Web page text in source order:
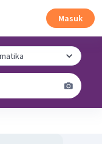
Masuk